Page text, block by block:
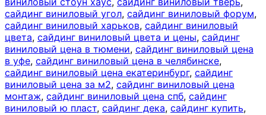
сайдинг виниловый угол, сайдинг виниловый форум,
сайдинг виниловый харьков, сайдинг виниловый
цвета, сайдинг виниловый цвета и цены, сайдинг
виниловый цена в тюмени, сайдинг виниловый цена
в уфе, сайдинг виниловый цена в челябинске,
сайдинг виниловый цена екатеринбург, сайдинг
виниловый цена за м2, сайдинг виниловый цена
монтаж, сайдинг виниловый цена спб, сайдинг
виниловый ю пласт, сайдинг дека, сайдинг купить,